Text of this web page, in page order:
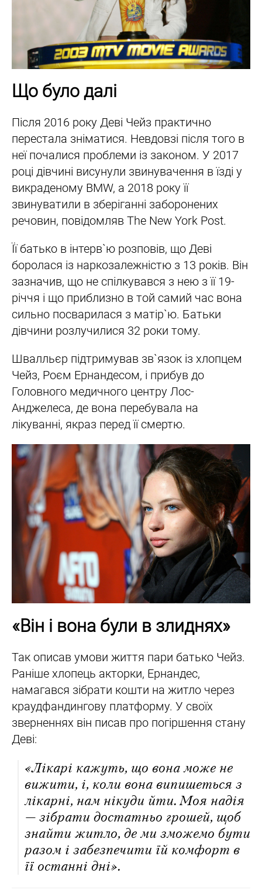
Що було далі
Після 2016 року Деві Чейз практично
перестала зніматися. Невдовзі після того в
неї почалися проблеми із законом. У 2017
році дівчині висунули звинувачення в їзді у
викраденому BMW, а 2018 року її
звинуватили в зберіганні заборонених
речовин, повідомляв The New York Post.
Її батько в інтерв`ю розповів, що Деві
боролася із наркозалежністю з 13 років. Він
зазначив, що не спілкувався з нею з її 19-
річчя і що приблизно в той самий час вона
сильно посварилася з матір`ю. Батьки
дівчини розлучилися 32 роки тому.
Швалльєр підтримував зв`язок із хлопцем
Чейз, Роєм Ернандесом, і прибув до
Головного медичного центру Лос-
Анджелеса, де вона перебувала на
лікуванні, якраз перед її смертю.
«Він і вона були в злиднях»
Так описав умови життя пари батько Чейз.
Раніше хлопець акторки, Ернандес,
намагався зібрати кошти на житло через
краудфандингову платформу. У своїх
зверненнях він писав про погіршення стану
Деві:
«Лікарі кажуть, що вона може не
вижити, і, коли вона випишеться з
лікарні, нам нікуди йти. Моя надія
— зібрати достатньо грошей, щоб
знайти житло, де ми зможемо бути
разом і забезпечити їй комфорт в
її останні дні».